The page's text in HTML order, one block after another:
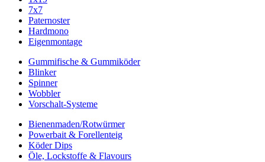
7x7
Paternoster
Hardmono
Eigenmontage
Gummifische & Gummiköder
Blinker
Spinner
Wobbler
Vorschalt-Systeme
Bienenmaden/Rotwürmer
Powerbait & Forellenteig
Köder Dips
Öle, Lockstoffe & Flavours